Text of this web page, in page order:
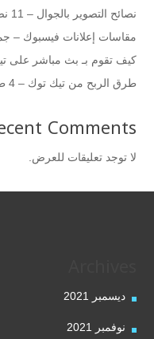
نصائح التصوير بالجوال – 11 نصيحة احترافية
مقاسات إعلانات فيسبوك – جميع
كيف تقوم بـ بث مباشر على تيك توك
طرق الربح من تيك توك – 4 طرق تعرف عليها كلها
Comments
لا توجد تعليقات للعرض.
ديسمبر 2021
نوفمبر 2021